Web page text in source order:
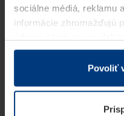
sociálne médiá, reklamu
informácie zhromažďujú
v rámci Vášho
Z právneho hľadiska
prevádzku tejto stránky.
potrebujeme Vaše
Povoliť